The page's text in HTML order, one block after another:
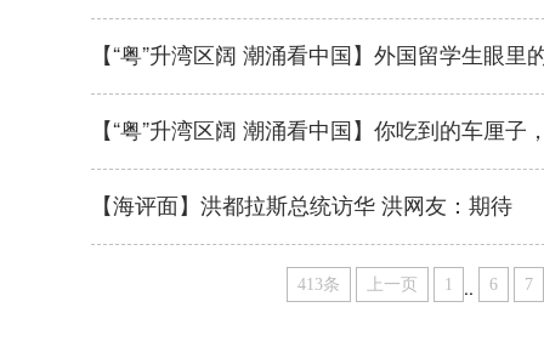
【“粤”升湾区阔 潮涌看中国】外国留学生眼里
【“粤”升湾区阔 潮涌看中国】你吃到的车厘
【海评面】洪都拉斯总统访华 洪网友：期待
413条 上一页 1 .. 6 7